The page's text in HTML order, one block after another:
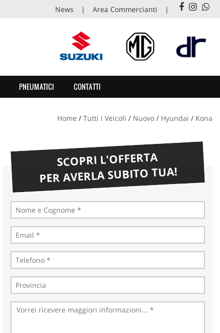
News Area Commercianti
PNEUMATICI CONTATTI
Home / Tutti I Veicoli / Nuovo / Hyundai / Kona
SCOPRI L'OFFERTA
PER AVERLA SUBITO TUA!